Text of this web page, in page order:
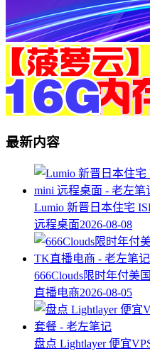
最新内容
Lumio 新晋日本住宅
远程桌面2026-08-08
666Clouds限时年付美
直播电商2026-08-05
盘点 Lightlayer 便宜